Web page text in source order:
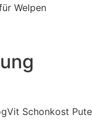
Welpen